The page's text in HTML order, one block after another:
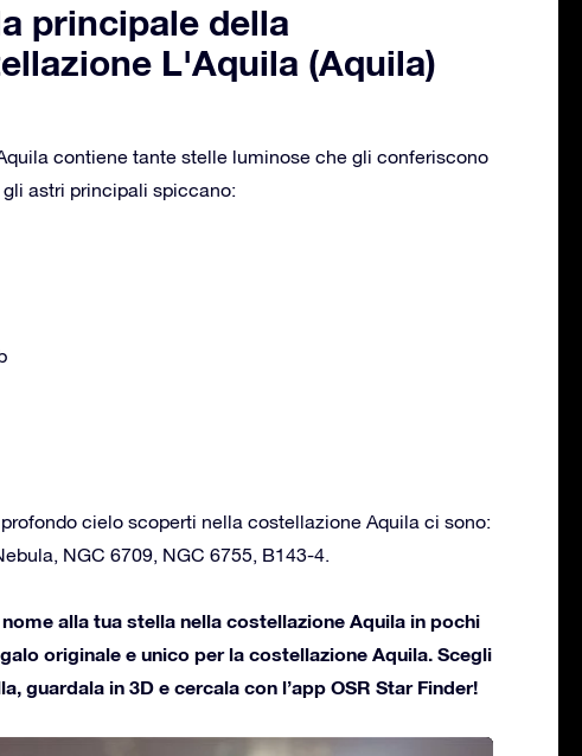
principale della
L'Aquila (Aquila)
contiene tante stelle luminose che gli conferiscono
gli astri principali spiccano:
cielo scoperti nella costellazione Aquila ci sono:
NGC 6709, NGC 6755, B143-4.
alla tua stella nella costellazione Aquila in pochi
originale e unico per la costellazione Aquila. Scegli
guardala in 3D e cercala con l’app OSR Star Finder!